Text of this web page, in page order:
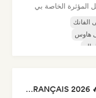
المؤثرة الخاصة بي
الفانك
هاوس
RAP FRANÇAIS 2026 🔥🇫🇷 (Way Records)